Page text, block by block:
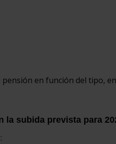
en función del tipo,
la subida prevista para